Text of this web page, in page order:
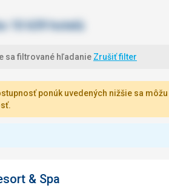
sa filtrované hľadanie Zrušiť filter
ponúk uvedených nižšie sa
& Spa